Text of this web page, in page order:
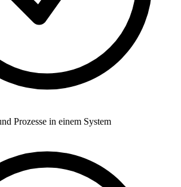
Prozesse in einem System